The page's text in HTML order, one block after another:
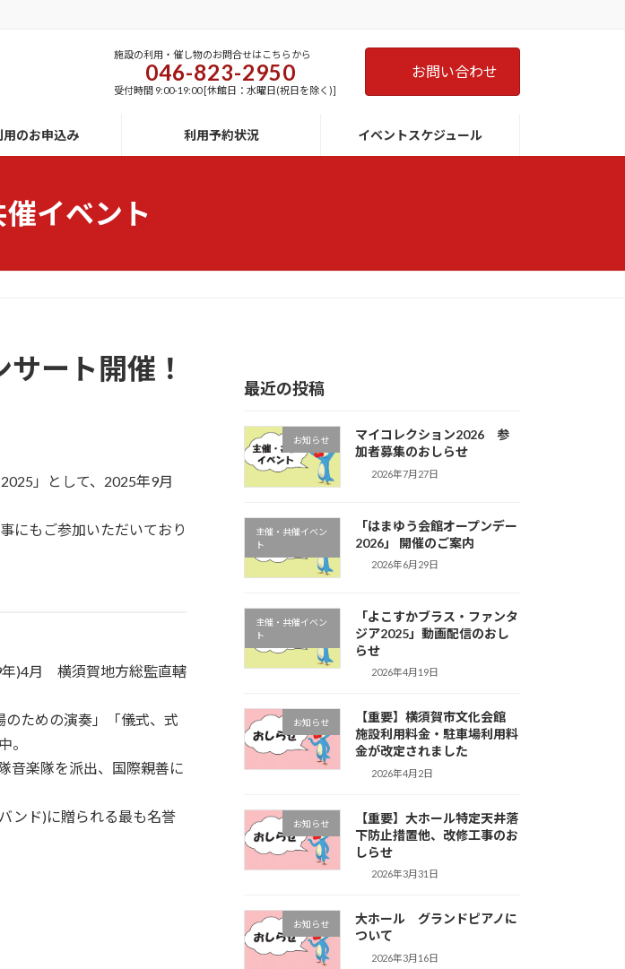
施設の利用・催し物のお問合せはこちらから
046-823-2950
受付時間 9:00-19:00 [休館日：水曜日(祝日を除く)]
お問い合わせ
用のお申込み 利用予約状況 イベントスケジュール
イベント
ート開催！
」として、2025年9月
にもご参加いただいており
年)4月 横須賀地方総監直轄
ための演奏」「儀式、式
。
音楽隊を派出、国際親善に
ンド)に贈られる最も名誉
最近の投稿
お知らせ
マイコレクション2026 参
加者募集のおしらせ
2026年7月27日
主催・共催イベン
ト
「はまゆう会館オープンデー
2026」 開催のご案内
2026年6月29日
主催・共催イベン
ト
「よこすかブラス・ファンタ
ジア2025」動画配信のおし
らせ
2026年4月19日
お知らせ
【重要】横須賀市文化会館
施設利用料金・駐車場利用料
金が改定されました
2026年4月2日
お知らせ
【重要】大ホール特定天井落
下防止措置他、改修工事のお
しらせ
2026年3月31日
お知らせ
大ホール グランドピアノに
ついて
2026年3月16日